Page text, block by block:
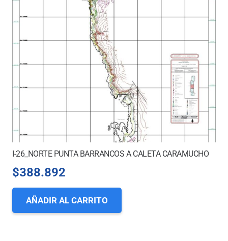
I-26_NORTE PUNTA BARRANCOS A CALETA CARAMUCHO
$388.892
AÑADIR AL CARRITO